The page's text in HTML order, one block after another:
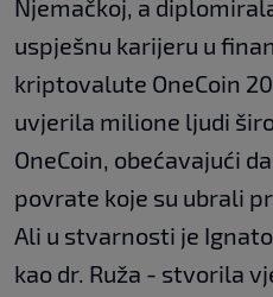
Njemačkoj, a
uspješnu karijeru u
kriptovalute OneCoin
uvjerila milione ljudi
OneCoin, obećavajući
povrate koje su ubrali
Ali u stvarnosti je
kao dr. Ruža - stvorila